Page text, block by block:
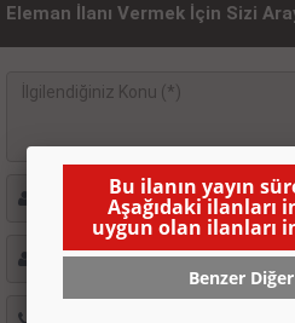
Eleman İlanı Vermek İçin Sizi
Bu ilanın yayın
Aşağıdaki ilanları
uygun olan ilanları
Benzer